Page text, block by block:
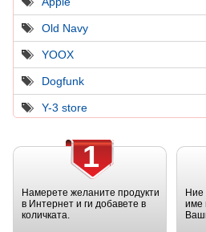
Old Navy
YOOX
Dogfunk
Y-3 store
1
Намерете желаните продукти
в Интернет и ги добавете в
количката.
име